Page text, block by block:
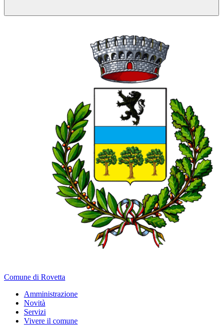
Comune di Rovetta
Amministrazione
Novità
Servizi
Vivere il comune